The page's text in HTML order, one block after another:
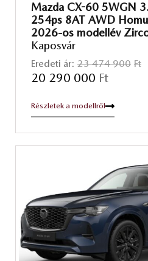
Mazda CX-60 5WGN
254ps 8AT AWD
2026-os modellév
Kaposvár
Eredeti ár: 23 474 900 Ft
20 290 000 Ft
Részletek a modellről